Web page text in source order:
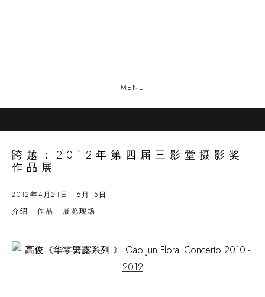
MENU
跨越：2012年第四届三影堂摄影奖
作品展
2012年4月21日 - 6月15日
介绍
作品 展览现场
Open a larger version of the following image in a popup: